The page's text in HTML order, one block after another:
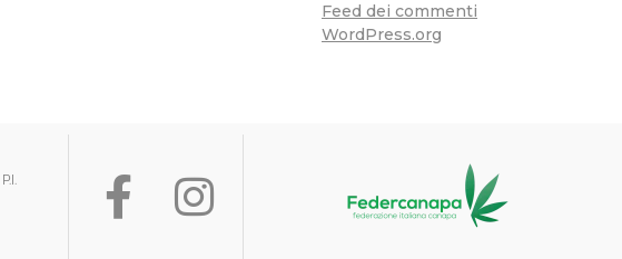
Feed dei commenti
WordPress.org
P.I.